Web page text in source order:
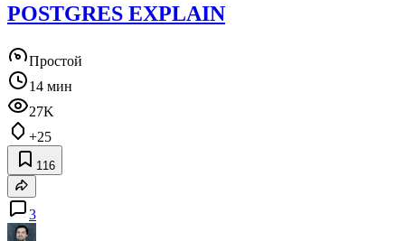
POSTGRES EXPLAIN
Простой
14 мин
27K
+25
116
3